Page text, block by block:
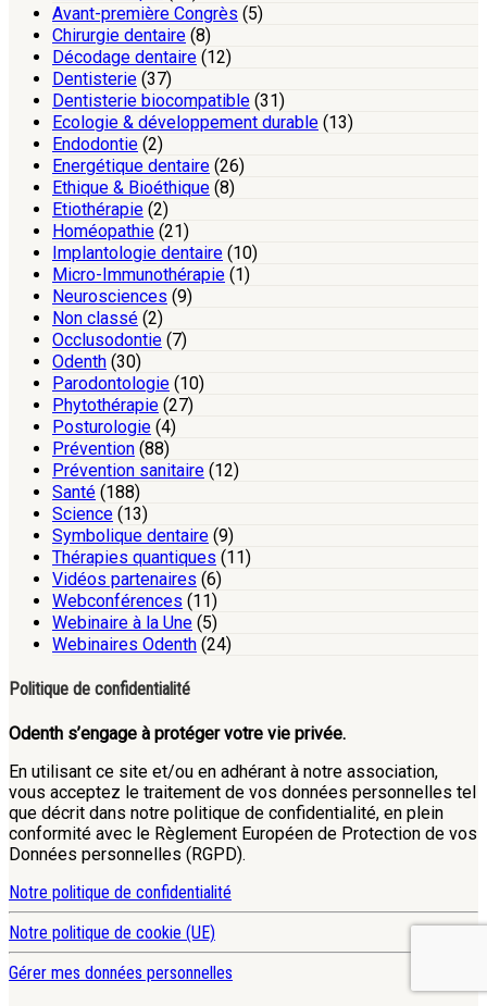
Avant-première Congrès (5)
Chirurgie dentaire (8)
Décodage dentaire (12)
Dentisterie (37)
Dentisterie biocompatible (31)
Ecologie & développement durable (13)
Endodontie (2)
Energétique dentaire (26)
Ethique & Bioéthique (8)
Etiothérapie (2)
Homéopathie (21)
Implantologie dentaire (10)
Micro-Immunothérapie (1)
Neurosciences (9)
Non classé (2)
Occlusodontie (7)
Odenth (30)
Parodontologie (10)
Phytothérapie (27)
Posturologie (4)
Prévention (88)
Prévention sanitaire (12)
Santé (188)
Science (13)
Symbolique dentaire (9)
Thérapies quantiques (11)
Vidéos partenaires (6)
Webconférences (11)
Webinaire à la Une (5)
Webinaires Odenth (24)
Politique de confidentialité
Odenth s’engage à protéger votre vie privée.
En utilisant ce site et/ou en adhérant à notre association,
vous acceptez le traitement de vos données personnelles tel
que décrit dans notre politique de confidentialité, en plein
conformité avec le Règlement Européen de Protection de vos
Données personnelles (RGPD).
Notre politique de confidentialité
Notre politique de cookie (UE)
Gérer mes données personnelles